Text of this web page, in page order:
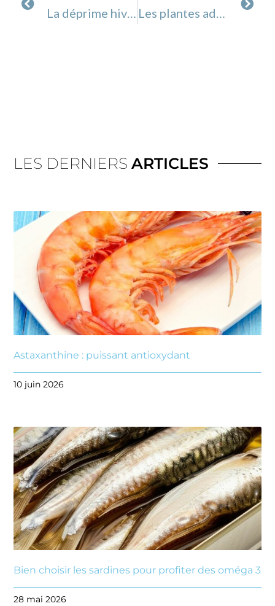
La déprime hivernale, comment y faire face ? Les plantes adaptogènes, leurs propriétés
LES DERNIERSARTICLES
Astaxanthine : puissant antioxydant
10 juin 2026
Bien choisir les sardines pour profiter des oméga 3
28 mai 2026